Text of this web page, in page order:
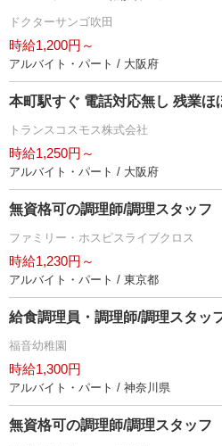
ドクターサンゴ吹田
時給1,200円～
アルバイト・パート / 大阪府
本町駅すぐ 電話対応無し 残業ほ
トランスコスモス株式会社
時給1,250円～
アルバイト・パート / 大阪府
無資格可の調理師/調理スタッフ
ファミリー・ホスピスライブクロス
時給1,230円～
アルバイト・パート / 東京都
給食調理員・調理師/調理スタッ
福音幼稚園
時給1,300円
アルバイト・パート / 神奈川県
無資格可の調理師/調理スタッフ